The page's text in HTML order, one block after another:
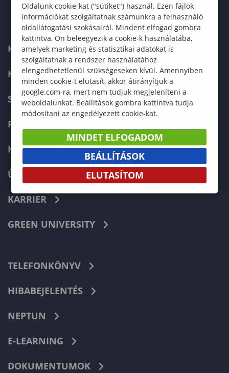
KAPCSOLAT
KÉPZÉSKERESŐ
SZERVEZETI FELÉPÍTÉS
FELVÉTELIZŐKNEK
HALLGATÓKNAK
ÜZLETI PARTNEREKNEK
KARRIER
GREEN UNIVERSITY
TELEFONKÖNYV
HIBABEJELENTÉS
NEPTUN
E-LEARNING
DOKUMENTUMOK
Oldalunk cookie-kat ("sütiket") használ. Ezen fájlok
információkat szolgáltatnak számunkra a felhasználó
oldallátogatási szokásairól. Mindent elfogad gombra
kattintva, Ön beleegyezik a cookie-k használatába,
amelyek marketing és statisztikai adatokat is
szolgáltatnak a rendszer használatához
elengedhetetlenül szükségeseken kívül. Amennyiben
minden cookie-t elutasít, akkor átirányítjuk a
google.com-ra, mert nem tudjuk megjeleníteni a
weboldalunkat. Beállítások gombra kattintva tudja
módosítani az engedélyezett cookie-kat.
MINDET ELFOGADOM
BEÁLLÍTÁSOK
ELUTASÍTOM